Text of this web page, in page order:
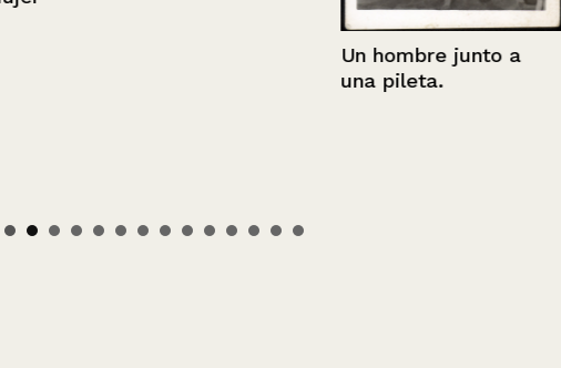
Un hombre junto a
una pileta.